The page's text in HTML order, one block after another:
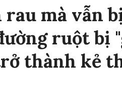
rau mà vẫn
ruột bị
thành kẻ